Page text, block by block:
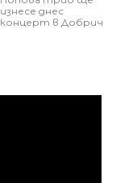
изнесе днес
концерт в Добрич